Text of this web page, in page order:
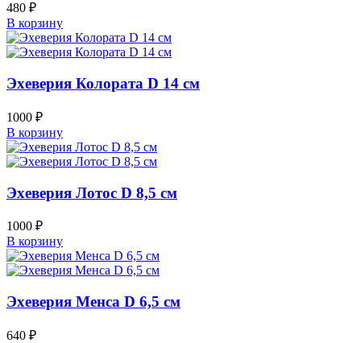
480 ₽
В корзину
Эхеверия Колората D 14 см
1000 ₽
В корзину
Эхеверия Лотос D 8,5 см
1000 ₽
В корзину
Эхеверия Менса D 6,5 см
640 ₽